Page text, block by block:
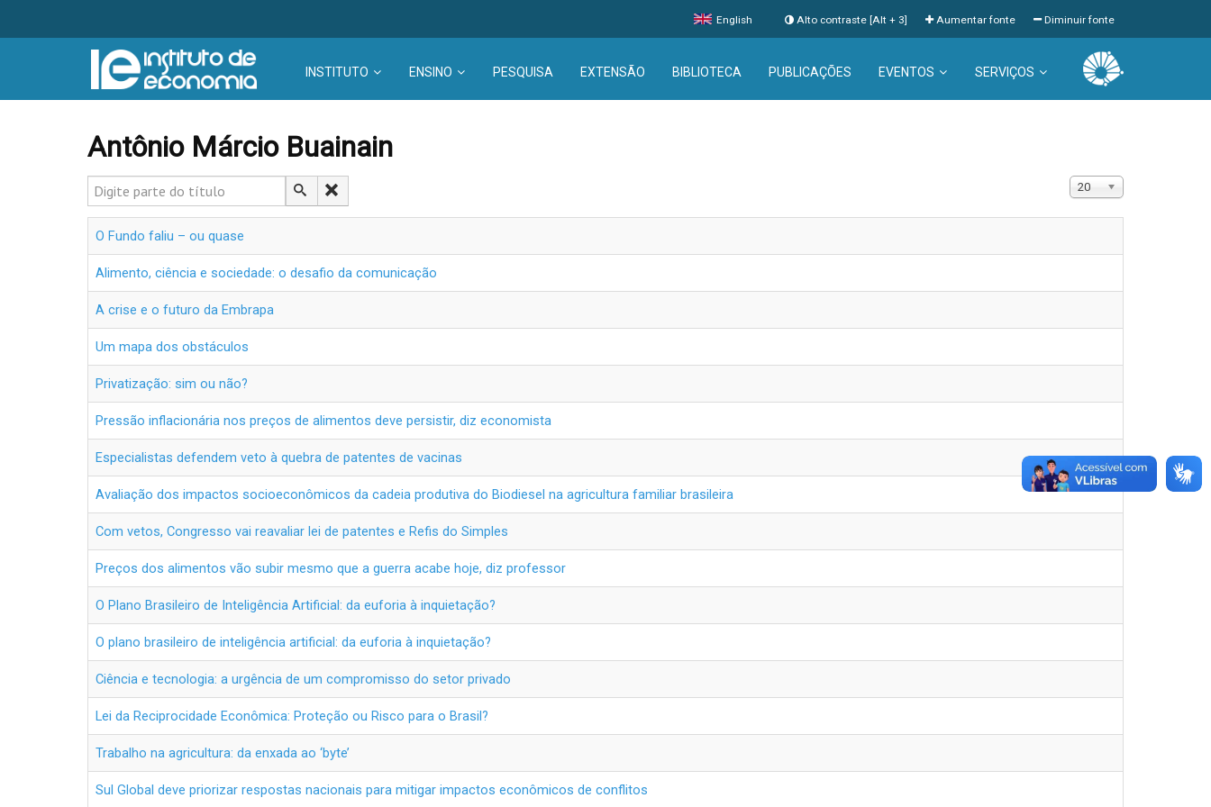
English Diminuir fonte
Aumentar fonte
Alto contraste [Alt + 3]
INSTITUTO ENSINO PESQUISA EXTENSÃO BIBLIOTECA PUBLICAÇÕES EVENTOS SERVIÇOS
Antônio Márcio Buainain
Digite parte do título Exibir #
20
O Fundo faliu – ou quase
Alimento, ciência e sociedade: o desafio da comunicação
A crise e o futuro da Embrapa
Um mapa dos obstáculos
Privatização: sim ou não?
Pressão inflacionária nos preços de alimentos deve persistir, diz economista
Especialistas defendem veto à quebra de patentes de vacinas
Avaliação dos impactos socioeconômicos da cadeia produtiva do Biodiesel na agricultura familiar brasileira
Com vetos, Congresso vai reavaliar lei de patentes e Refis do Simples
Preços dos alimentos vão subir mesmo que a guerra acabe hoje, diz professor
O Plano Brasileiro de Inteligência Artificial: da euforia à inquietação?
O plano brasileiro de inteligência artificial: da euforia à inquietação?
Ciência e tecnologia: a urgência de um compromisso do setor privado
Lei da Reciprocidade Econômica: Proteção ou Risco para o Brasil?
Trabalho na agricultura: da enxada ao ‘byte’
Sul Global deve priorizar respostas nacionais para mitigar impactos econômicos de conflitos